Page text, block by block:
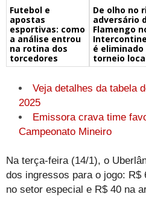
Futebol e
apostas
esportivas: como
a análise entrou
na rotina dos
torcedores
De olho no
adversário
Flamengo
é eliminado
torneio
Veja detalhes da tabela
2025
Emissora crava time
Campeonato Mineiro
Na terça-feira (14/1), o
dos ingressos para o jogo:
no setor especial e R$ 40 na